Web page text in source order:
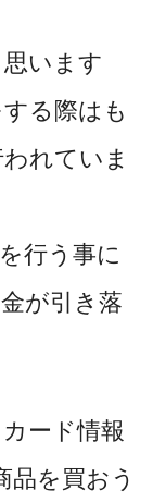
います
る際はも
れていま
行う事に
が引き落
ード情報
品を買おう